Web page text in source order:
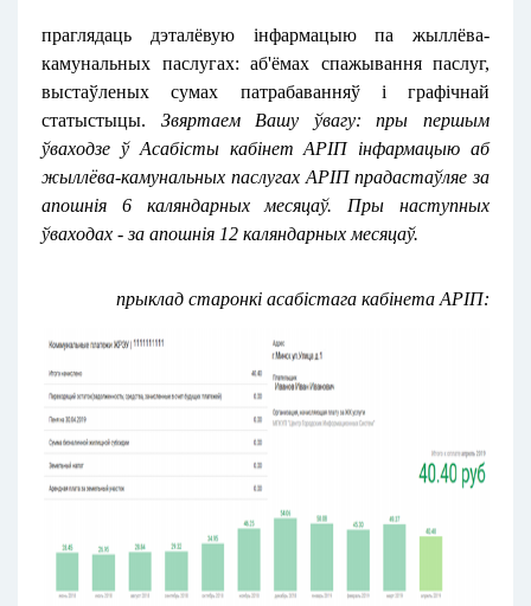
праглядаць дэталёвую інфармацыю па жыллёва-
камунальных паслугах: аб'ёмах спажывання паслуг,
выстаўленых сумах патрабаванняў і графічнай
статыстыцы. Звяртаем Вашу ўвагу: пры першым
ўваходзе ў Асабісты кабінет АРІП інфармацыю аб
жыллёва-камунальных паслугах АРІП прадастаўляе за
апошнія 6 каляндарных месяцаў. Пры наступных
ўваходах - за апошнія 12 каляндарных месяцаў.
прыклад старонкі асабістага кабінета АРІП: